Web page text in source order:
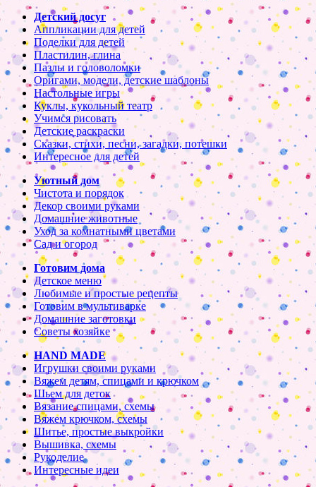
Детский досуг
Аппликации для детей
Поделки для детей
Пластилин, глина
Пазлы и головоломки
Оригами, модели, детские шаблоны
Настольные игры
Куклы, кукольный театр
Учимся рисовать
Детские раскраски
Сказки, стихи, песни, загадки, потешки
Интересное для детей
Уютный дом
Чистота и порядок
Декор своими руками
Домашние животные
Уход за комнатными цветами
Сад и огород
Готовим дома
Детское меню
Любимые и простые рецепты
Готовим в мультиварке
Домашние заготовки
Советы хозяйке
HAND MADE
Игрушки своими руками
Вяжем детям, спицами и крючком
Шьем для деток
Вязание спицами, схемы
Вяжем крючком, схемы
Шитье, простые выкройки
Вышивка, схемы
Рукоделие
Интересные идеи